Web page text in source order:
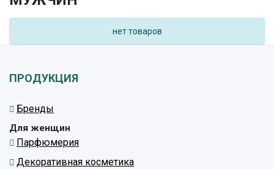
нет товаров
ПРОДУКЦИЯ
Бренды
Для женщин
Парфюмерия
Декоративная косметика